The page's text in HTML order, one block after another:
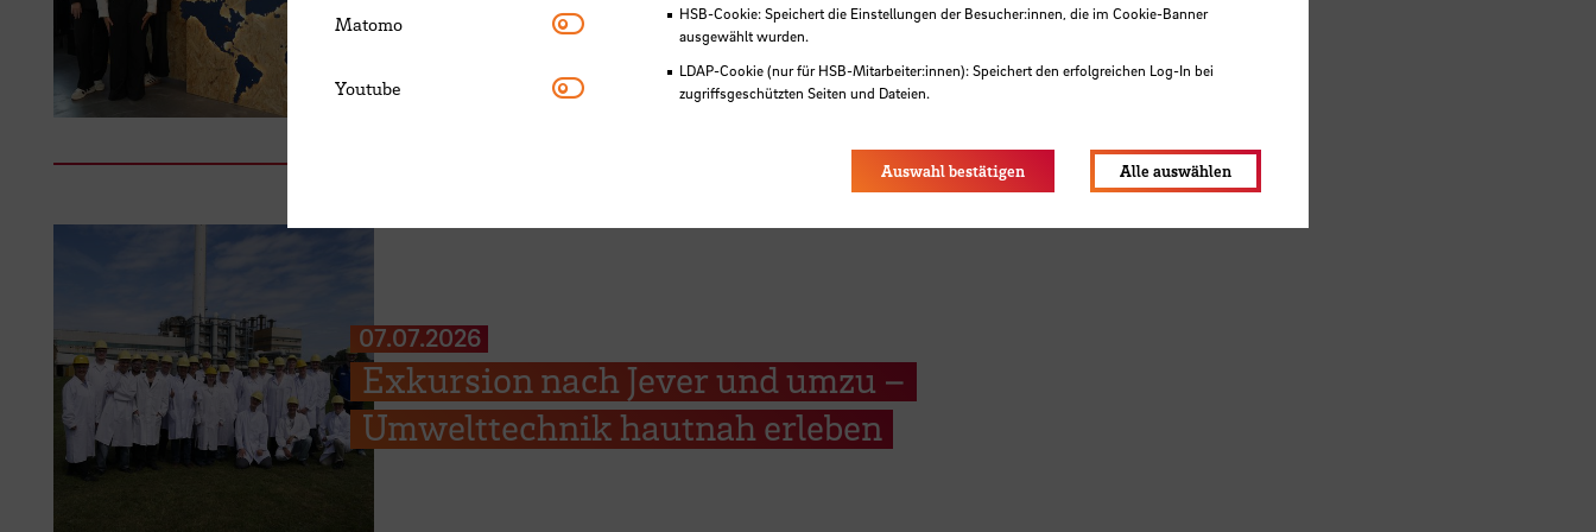
07.07.2026
Exkursion nach Jever und umzu –
Umwelttechnik hautnah erleben
HSB-Cookie: Speichert die Einstellungen der Besucher:innen, die im Cookie-Banner
ausgewählt wurden.
LDAP-Cookie (nur für HSB-Mitarbeiter:innen): Speichert den erfolgreichen Log-In bei
zugriffsgeschützten Seiten und Dateien.
Matomo Matomo
Youtube Youtube
Auswahl bestätigen Alle auswählen